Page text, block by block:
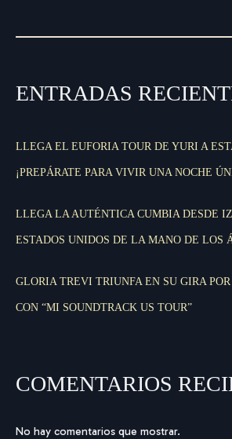
ENTRADAS
LLEGA EL EUFORIA TOUR DE YURI A
¡PREPÁRATE PARA VIVIR UNA NOCHE
LLEGA LA AUTÉNTICA CUMBIA DESDE
ESTADOS UNIDOS DE LA MANO DE LOS
GLORIA TREVI TRIUNFA EN SU GIRA
CON “MI SOUNDTRACK US TOUR”
COMENTARIOS
No hay comentarios que mostrar.